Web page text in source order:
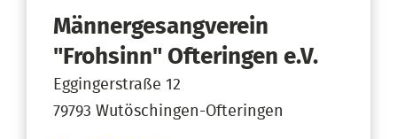
Männergesangverein
"Frohsinn" Ofteringen e.V.
Eggingerstraße 12
79793 Wutöschingen-Ofteringen